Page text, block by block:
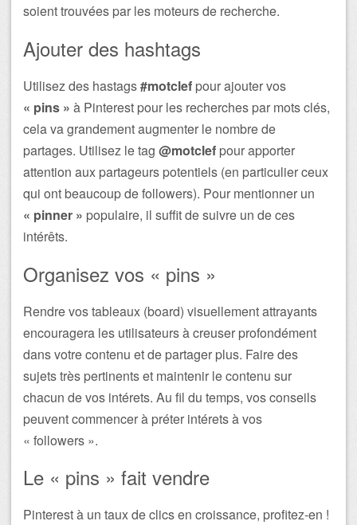
soient trouvées par les moteurs de recherche.
Ajouter des hashtags
Utilisez des hastags#motclef pour ajouter vos
« pins » à Pinterest pour les recherches par mots clés,
cela va grandement augmenter le nombre de
partages. Utilisez le tag @motclef pour apporter
attention aux partageurs potentiels (en particulier ceux
qui ont beaucoup de followers). Pour mentionner un
« pinner » populaire, il suffit de suivre un de ces
intérêts.
Organisez vos « pins »
Rendre vos tableaux (board) visuellement attrayants
encouragera les utilisateurs à creuser profondément
dans votre contenu et de partager plus. Faire des
sujets très pertinents et maintenir le contenu sur
chacun de vos intérets. Au fil du temps, vos conseils
peuvent commencer à préter intérets à vos
« followers ».
Le « pins » fait vendre
Pinterest à un taux de clics en croissance, profitez-en !